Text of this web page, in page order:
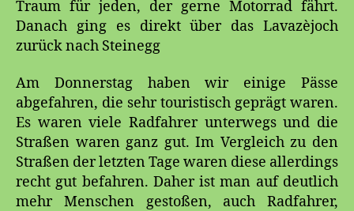
Traum für jeden, der gerne Motorrad fährt.
Danach ging es direkt über das Lavazèjoch
zurück nach Steinegg
Am Donnerstag haben wir einige Pässe
abgefahren, die sehr touristisch geprägt waren.
Es waren viele Radfahrer unterwegs und die
Straßen waren ganz gut. Im Vergleich zu den
Straßen der letzten Tage waren diese allerdings
recht gut befahren. Daher ist man auf deutlich
mehr Menschen gestoßen, auch Radfahrer,